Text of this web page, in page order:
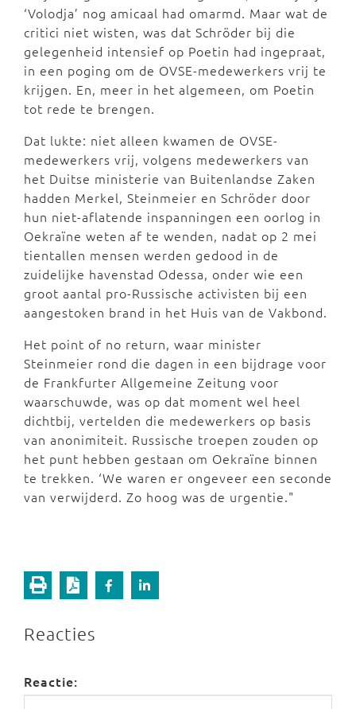
‘Volodja’ nog amicaal had omarmd. Maar wat de
critici niet wisten, was dat Schröder bij die
gelegenheid intensief op Poetin had ingepraat,
in een poging om de OVSE-medewerkers vrij te
krijgen. En, meer in het algemeen, om Poetin
tot rede te brengen.
Dat lukte: niet alleen kwamen de OVSE-
medewerkers vrij, volgens medewerkers van
het Duitse ministerie van Buitenlandse Zaken
hadden Merkel, Steinmeier en Schröder door
hun niet-aflatende inspanningen een oorlog in
Oekraïne weten af te wenden, nadat op 2 mei
tientallen mensen werden gedood in de
zuidelijke havenstad Odessa, onder wie een
groot aantal pro-Russische activisten bij een
aangestoken brand in het Huis van de Vakbond.
Het point of no return, waar minister
Steinmeier rond die dagen in een bijdrage voor
de Frankfurter Allgemeine Zeitung voor
waarschuwde, was op dat moment wel heel
dichtbij, vertelden die medewerkers op basis
van anonimiteit. Russische troepen zouden op
het punt hebben gestaan om Oekraïne binnen
te trekken. ‘We waren er ongeveer een seconde
van verwijderd. Zo hoog was de urgentie."
Reacties
Reactie: